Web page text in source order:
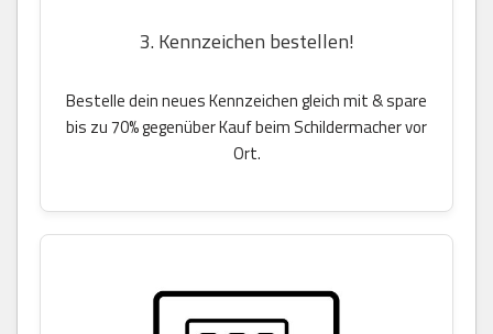
3. Kennzeichen bestellen!
Bestelle dein neues Kennzeichen gleich mit & spare
bis zu 70% gegenüber Kauf beim Schildermacher vor
Ort.